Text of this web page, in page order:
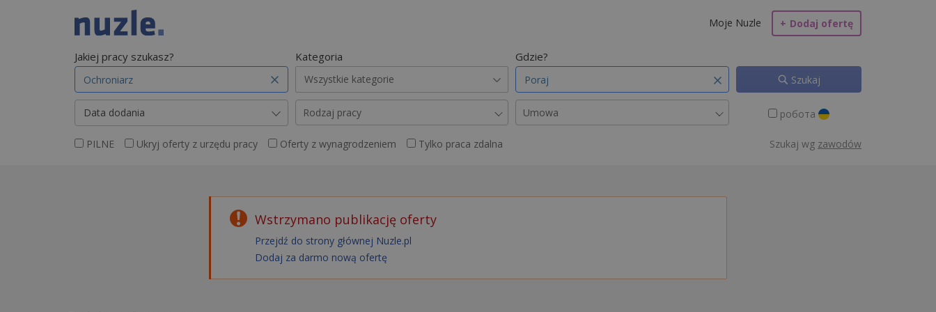
+ Dodaj ofertę
Moje Nuzle
Jakiej pracy szukasz? Kategoria
Wszystkie kategorie
Gdzie?
Szukaj
Data dodania Rodzaj pracy Umowa робота
PILNE Ukryj oferty z urzędu pracy Oferty z wynagrodzeniem Tylko praca zdalna Szukaj wg zawodów
Wstrzymano publikację oferty
Przejdź do strony głównej Nuzle.pl
Dodaj za darmo nową ofertę